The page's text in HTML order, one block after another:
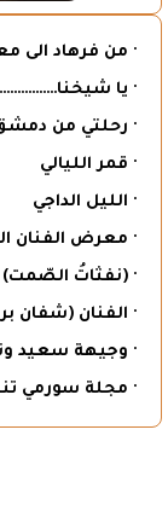
· من فرهاد
· يا
· رحلتي من دمشق
· قمر الليالي
· الليل الداجي
· معرض الفنان
· (نفثاتُ
· الفنان (شفان
· وجيهة سعيد
· مجلة سورمي